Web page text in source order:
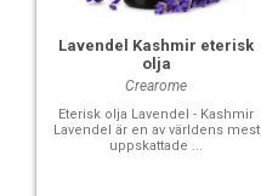
Lavendel Kashmir eterisk
olja
Crearome
Eterisk olja Lavendel - Kashmir
Lavendel är en av världens mest
uppskattade ...